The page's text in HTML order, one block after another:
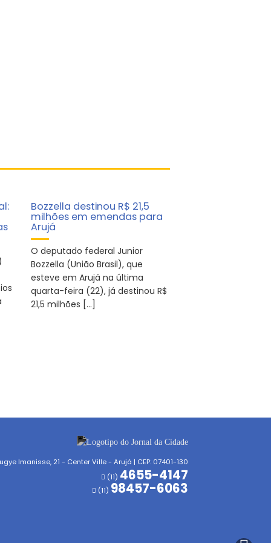
Bozzella destinou R$ 21,5
milhões em emendas para
Arujá
O deputado federal Junior
Bozzella (União Brasil), que
esteve em Arujá na última
quarta-feira (22), já destinou R$
21,5 milhões […]
Imanisse, 21 - Center Ville - Arujá | CEP: 07401-130
(11) 4655-4147
(11) 98457-6063